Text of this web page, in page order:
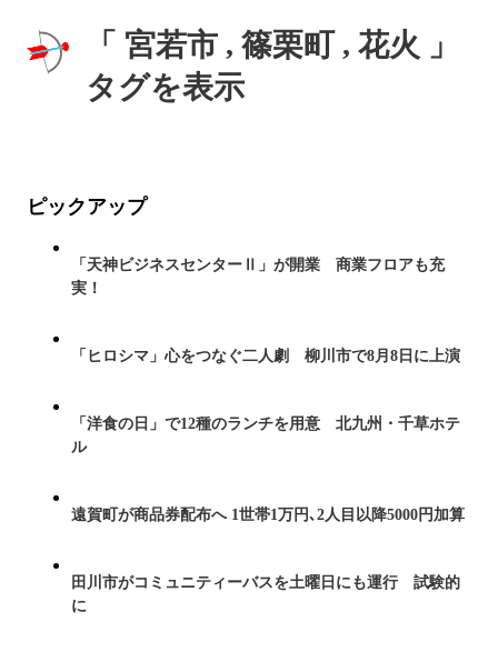
「 宮若市 , 篠栗町 , 花火 」
タグを表示
ピックアップ
「天神ビジネスセンターⅡ」が開業 商業フロアも充
実！
「ヒロシマ」心をつなぐ二人劇 柳川市で8月8日に上演
「洋食の日」で12種のランチを用意 北九州・千草ホテ
ル
遠賀町が商品券配布へ 1世帯1万円､2人目以降5000円加算
田川市がコミュニティーバスを土曜日にも運行 試験的
に